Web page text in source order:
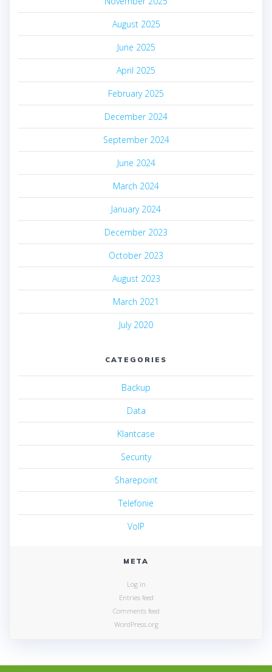
August 2025
June 2025
April 2025
February 2025
December 2024
September 2024
June 2024
March 2024
January 2024
December 2023
October 2023
August 2023
March 2021
July 2020
CATEGORIES
Backup
Data
Klantcase
Security
Sharepoint
Telefonie
VoIP
META
Log in
Entries feed
Comments feed
WordPress.org